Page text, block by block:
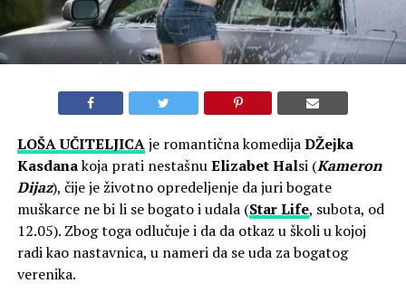
LOŠA UČITELJICAje romantična komedijaDŽejka
Kasdanakoja prati nestašnuElizabet Halsi (Kameron
Dijaz), čije je životno opredeljenje da juri bogate
muškarce ne bi li se bogato i udala (Star Life, subota, od
12.05). Zbog toga odlučuje i da da otkaz u školi u kojoj
radi kao nastavnica, u nameri da se uda za bogatog
verenika.